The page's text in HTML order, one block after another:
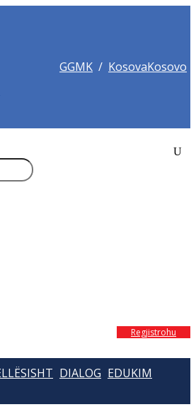
GGMK / KosovaKosovo
Regjistrohu
DIALOG EDUKIM